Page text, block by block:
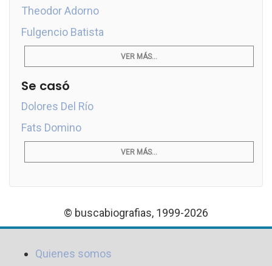
Theodor Adorno
Fulgencio Batista
VER MÁS...
Se casó
Dolores Del Río
Fats Domino
VER MÁS...
© buscabiografias, 1999-2026
Quienes somos